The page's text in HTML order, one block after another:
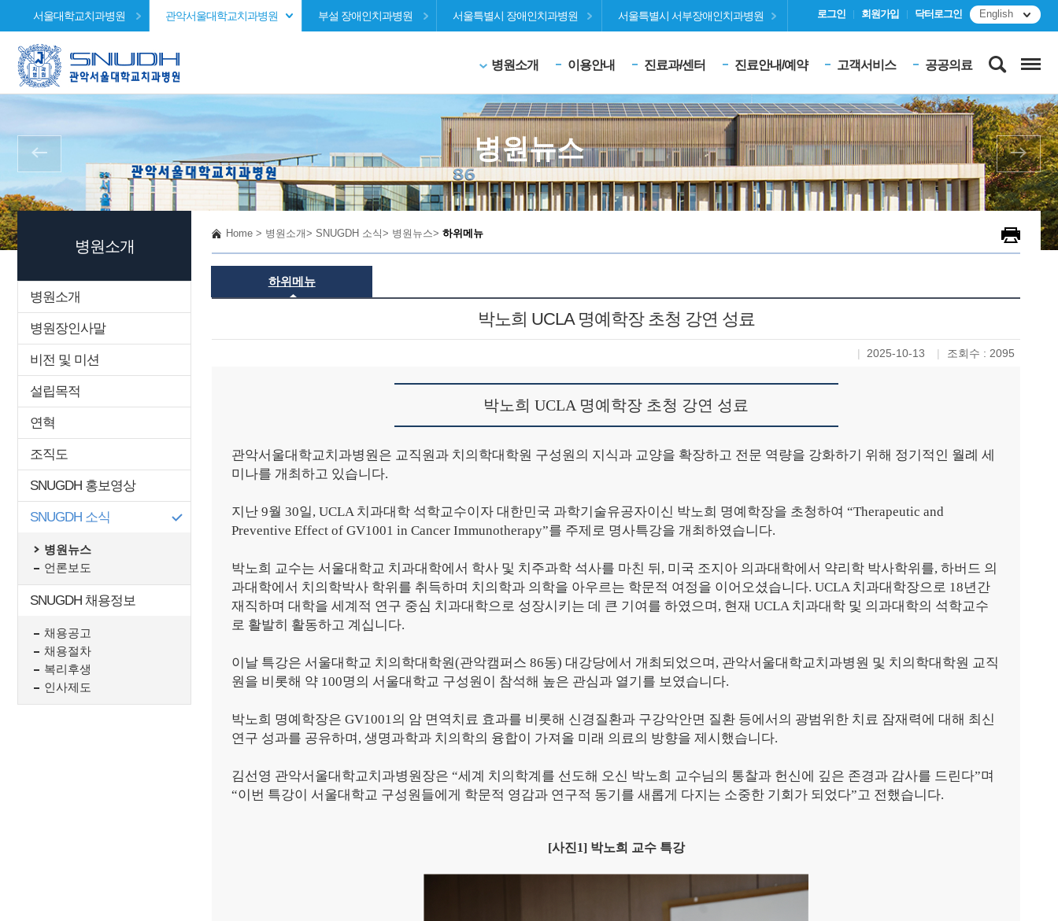
서울대학교치과병원 관악서울대학교치과병원 부설 장애인치과병원 서울특별시 장애인치과병원 서울특별시 서부장애인치과병원 로그인 회원가입 닥터로그인 English
병원소개 이용안내 진료과/센터 진료안내/예약 고객서비스 공공의료
병원뉴스
병원소개
병원소개
병원장인사말
비전 및 미션
설립목적
연혁
조직도
SNUGDH 홍보영상
SNUGDH 소식
병원뉴스
언론보도
SNUGDH 채용정보
채용공고
채용절차
복리후생
인사제도
Home > 병원소개> SNUGDH 소식> 병원뉴스> 하위메뉴
하위메뉴
박노희 UCLA 명예학장 초청 강연 성료
2025-10-13 조회수 : 2095
박노희 UCLA 명예학장 초청 강연 성료
관악서울대학교치과병원은 교직원과 치의학대학원 구성원의 지식과 교양을 확장하고 전문 역량을 강화하기 위해 정기적인 월례 세
미나를 개최하고 있습니다.
지난9월30일, UCLA 치과대학 석학교수이자 대한민국 과학기술유공자이신 박노희 명예학장을 초청하여“Therapeutic and
Preventive Effect of GV1001 in Cancer Immunotherapy”를 주제로 명사특강을 개최하였습니다.
박노희 교수는 서울대학교 치과대학에서 학사 및 치주과학 석사를 마친 뒤 , 미국 조지아 의과대학에서 약리학 박사학위를,하버드 의
과대학에서 치의학박사 학위를 취득하며 치의학과 의학을 아우르는 학문적 여정을 이어오셨습니다. UCLA 치과대학장으로 18년간
재직하며 대학을 세계적 연구 중심 치과대학으로 성장시키는 데 큰 기여를 하였으며 , 현재UCLA 치과대학 및 의과대학의 석학교수
로 활발히 활동하고 계십니다.
이날 특강은 서울대학교 치의학대학원(관악캠퍼스86동)대강당에서 개최되었으며 , 관악서울대학교치과병원 및 치의학대학원 교직
원을 비롯해 약 100명의 서울대학교 구성원이 참석해 높은 관심과 열기를 보였습니다.
박노희 명예학장은GV1001의 암 면역치료 효과를 비롯해 신경질환과 구강악안면 질환 등에서의 광범위한 치료 잠재력에 대해 최신
연구 성과를 공유하며 ,생명과학과 치의학의 융합이 가져올 미래 의료의 방향을 제시했습니다.
김선영 관악서울대학교치과병원장은“세계 치의학계를 선도해 오신 박노희 교수님의 통찰과 헌신에 깊은 존경과 감사를 드린다”며
“이번 특강이 서울대학교 구성원들에게 학문적 영감과 연구적 동기를 새롭게 다지는 소중한 기회가 되었다”고 전했습니다.
[사진1] 박노희 교수 특강